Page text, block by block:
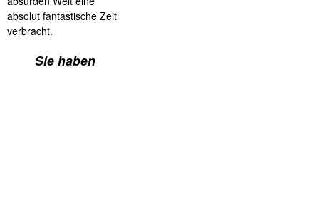
absolut fantastische Zeit
verbracht.
Sie haben